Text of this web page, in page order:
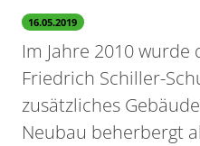
16.05.2019
Im Jahre 2010 wurde
Friedrich Schiller-
zusätzliches
Neubau beherbergt